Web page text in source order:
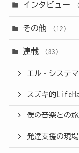
インタビュー
その他 (12)
連載 (83)
エル・システ
スズキ的
僕の音楽との旅
発達支援の現